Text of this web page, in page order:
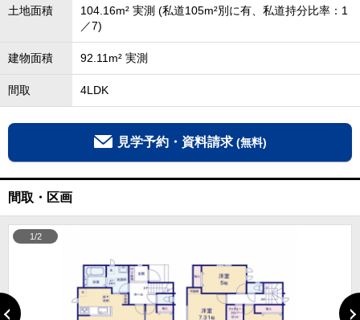
土地面積
104.16m² 実測 (私道105m²別に有、私道持分比率：1
／7)
建物面積 92.11m² 実測
間取 4LDK
見学予約・資料請求 (無料)
間取・区画
1/2